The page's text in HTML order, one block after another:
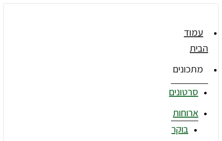
עמוד
הבית
מתכונים
סרטונים
ארוחות
בוקר